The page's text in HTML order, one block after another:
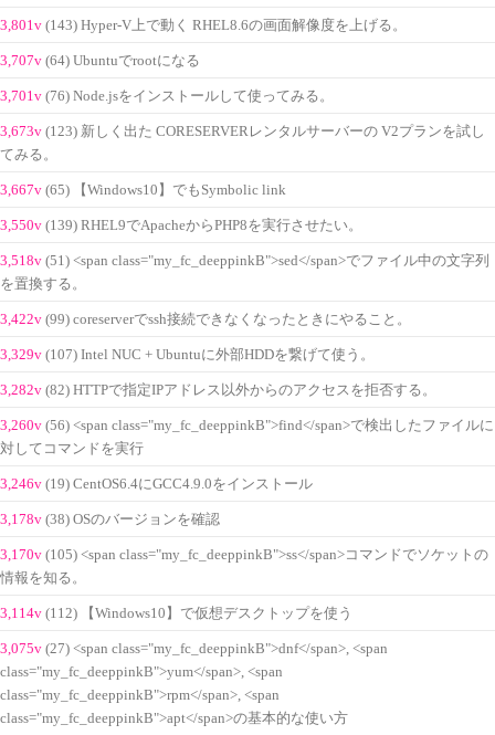
3,801v (143) Hyper-V上で動く RHEL8.6の画面解像度を上げる。
3,707v (64) Ubuntuでrootになる
3,701v (76) Node.jsをインストールして使ってみる。
3,673v (123) 新しく出た CORESERVERレンタルサーバーの V2プランを試し
てみる。
3,667v (65) 【Windows10】でもSymbolic link
3,550v (139) RHEL9でApacheからPHP8を実行させたい。
3,518v (51) <span class="my_fc_deeppinkB">sed</span>でファイル中の文字列
を置換する。
3,422v (99) coreserverでssh接続できなくなったときにやること。
3,329v (107) Intel NUC + Ubuntuに外部HDDを繋げて使う。
3,282v (82) HTTPで指定IPアドレス以外からのアクセスを拒否する。
3,260v (56) <span class="my_fc_deeppinkB">find</span>で検出したファイルに
対してコマンドを実行
3,246v (19) CentOS6.4にGCC4.9.0をインストール
3,178v (38) OSのバージョンを確認
3,170v (105) <span class="my_fc_deeppinkB">ss</span>コマンドでソケットの
情報を知る。
3,114v (112) 【Windows10】で仮想デスクトップを使う
3,075v (27) <span class="my_fc_deeppinkB">dnf</span>, <span
class="my_fc_deeppinkB">yum</span>, <span
class="my_fc_deeppinkB">rpm</span>, <span
class="my_fc_deeppinkB">apt</span>の基本的な使い方